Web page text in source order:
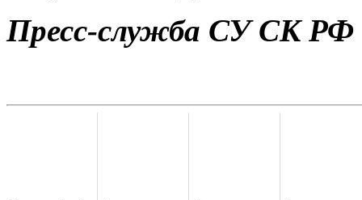
Пресс-служба СУ СК РФ